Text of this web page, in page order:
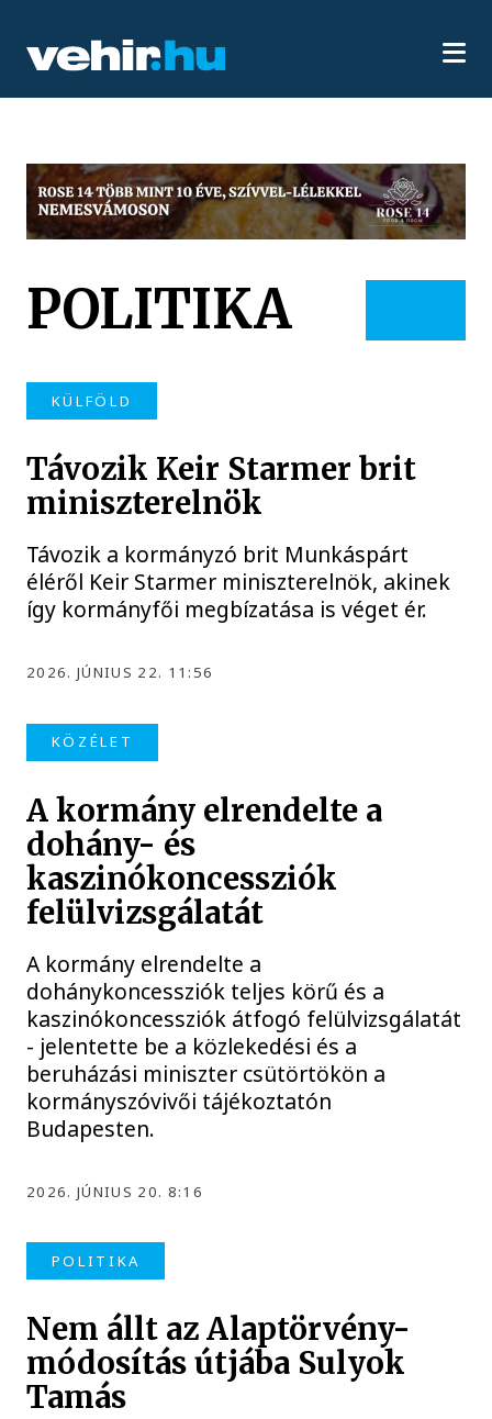
POLITIKA
KÜLFÖLD
Távozik Keir Starmer brit
miniszterelnök
Távozik a kormányzó brit Munkáspárt
éléről Keir Starmer miniszterelnök, akinek
így kormányfői megbízatása is véget ér.
2026. JÚNIUS 22. 11:56
KÖZÉLET
A kormány elrendelte a
dohány- és
kaszinókoncessziók
felülvizsgálatát
A kormány elrendelte a
dohánykoncessziók teljes körű és a
kaszinókoncessziók átfogó felülvizsgálatát
- jelentette be a közlekedési és a
beruházási miniszter csütörtökön a
kormányszóvivői tájékoztatón
Budapesten.
2026. JÚNIUS 20. 8:16
POLITIKA
Nem állt az Alaptörvény-
módosítás útjába Sulyok
Tamás